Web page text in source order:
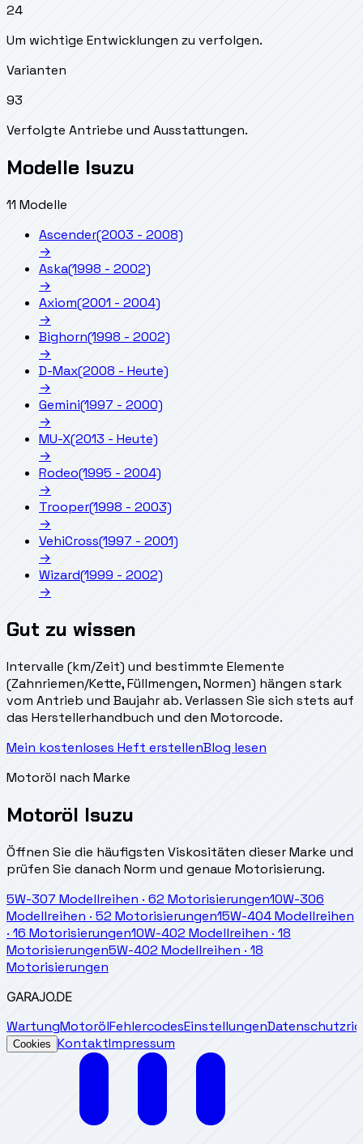
24
Um wichtige Entwicklungen zu verfolgen.
Varianten
93
Verfolgte Antriebe und Ausstattungen.
Modelle Isuzu
11 Modelle
Ascender(2003 - 2008)
→
Aska(1998 - 2002)
→
Axiom(2001 - 2004)
→
Bighorn(1998 - 2002)
→
D-Max(2008 - Heute)
→
Gemini(1997 - 2000)
→
MU-X(2013 - Heute)
→
Rodeo(1995 - 2004)
→
Trooper(1998 - 2003)
→
VehiCross(1997 - 2001)
→
Wizard(1999 - 2002)
→
Gut zu wissen
Intervalle (km/Zeit) und bestimmte Elemente
(Zahnriemen/Kette, Füllmengen, Normen) hängen stark
vom Antrieb und Baujahr ab. Verlassen Sie sich stets auf
das Herstellerhandbuch und den Motorcode.
Mein kostenloses Heft erstellenBlog lesen
Motoröl nach Marke
Motoröl Isuzu
Öffnen Sie die häufigsten Viskositäten dieser Marke und
prüfen Sie danach Norm und genaue Motorisierung.
5W-307 Modellreihen · 62 Motorisierungen10W-306
Modellreihen · 52 Motorisierungen15W-404Modellreihen
· 16 Motorisierungen10W-402 Modellreihen · 18
Motorisierungen5W-402 Modellreihen · 18
Motorisierungen
GARAJO.DE
WartungMotorölFehlercodesEinstellungen
Cookies KontaktImpressum